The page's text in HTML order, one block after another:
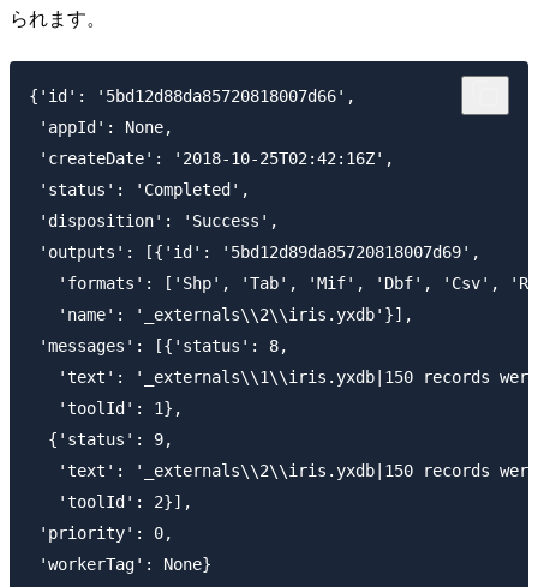
られます。
{'id': '5bd12d88da85720818007d66',
'appId': None,
'createDate': '2018-10-25T02:42:16Z',
'status': 'Completed',
'disposition': 'Success',
'outputs': [{'id': '5bd12d89da85720818007d69',
'formats': ['Shp', 'Tab', 'Mif', 'Dbf', 'Csv',
   'name': '_externals\\2\\iris.yxdb'}],
'messages': [{'status': 8,
'text': '_externals\\1\\iris.yxdb|150 records
   'toolId': 1},
  {'status': 9,
'text': '_externals\\2\\iris.yxdb|150 records
   'toolId': 2}],
'priority': 0,